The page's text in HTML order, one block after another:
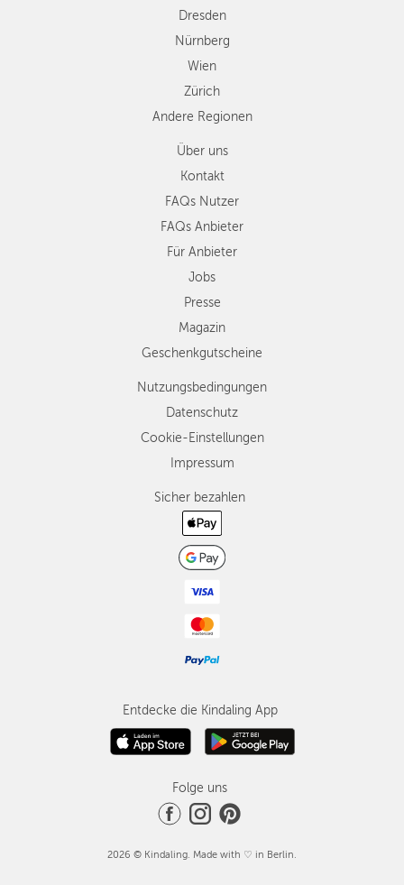
Dresden
Nürnberg
Wien
Zürich
Andere Regionen
Über uns
Kontakt
FAQs Nutzer
FAQs Anbieter
Für Anbieter
Jobs
Presse
Magazin
Geschenkgutscheine
Nutzungsbedingungen
Datenschutz
Cookie-Einstellungen
Impressum
Sicher bezahlen
Entdecke die Kindaling App
Folge uns
2026 © Kindaling. Made with ♡ in Berlin.